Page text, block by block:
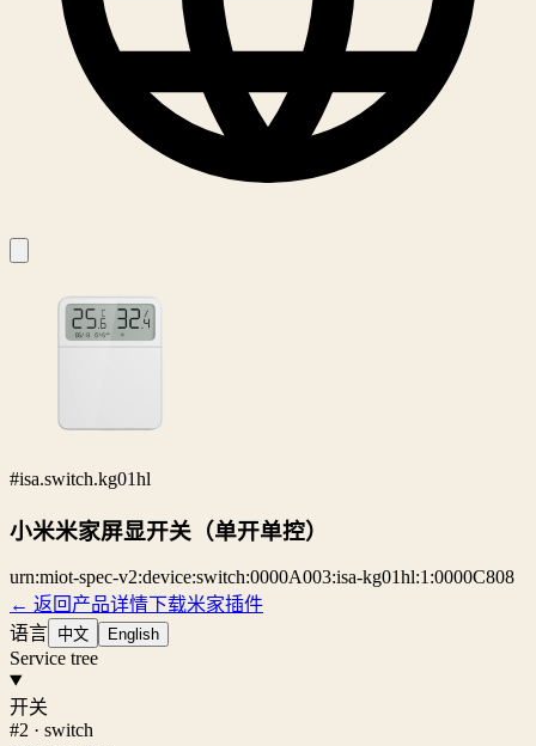
#isa.switch.kg01hl
小米米家屏显开关（单开单控）
urn:miot-spec-v2:device:switch:0000A003:isa-kg01hl:1:0000C808
← 返回产品详情下载米家插件
语言 中文 English
Service tree
开关
#2 · switch